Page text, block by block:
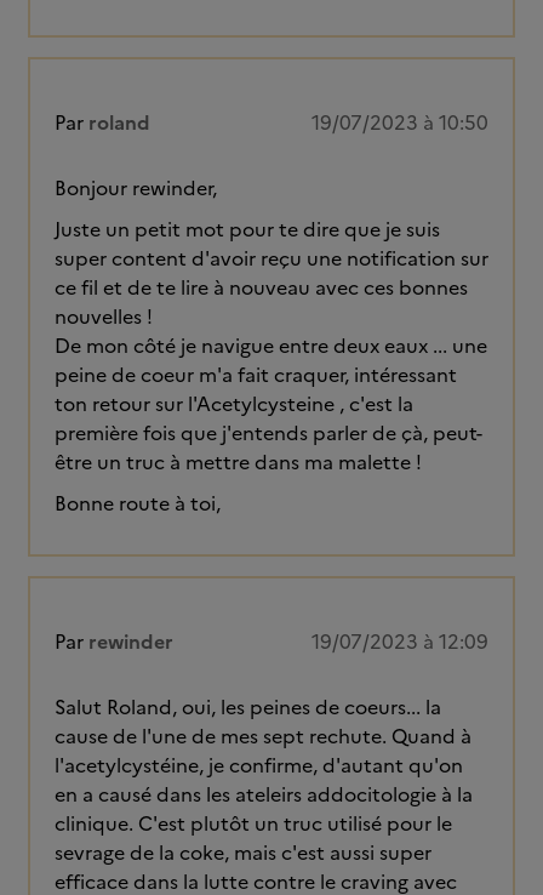
Par roland 19/07/2023 à 10:50
Bonjour rewinder,
Juste un petit mot pour te dire que je suis
super content d'avoir reçu une notification sur
ce fil et de te lire à nouveau avec ces bonnes
nouvelles !
De mon côté je navigue entre deux eaux ... une
peine de coeur m'a fait craquer, intéressant
ton retour sur l'Acetylcysteine , c'est la
première fois que j'entends parler de çà, peut-
être un truc à mettre dans ma malette !
Bonne route à toi,
Par rewinder 19/07/2023 à 12:09
Salut Roland, oui, les peines de coeurs... la
cause de l'une de mes sept rechute. Quand à
l'acetylcystéine, je confirme, d'autant qu'on
en a causé dans les ateleirs addocitologie à la
clinique. C'est plutôt un truc utilisé pour le
sevrage de la coke, mais c'est aussi super
efficace dans la lutte contre le craving avec